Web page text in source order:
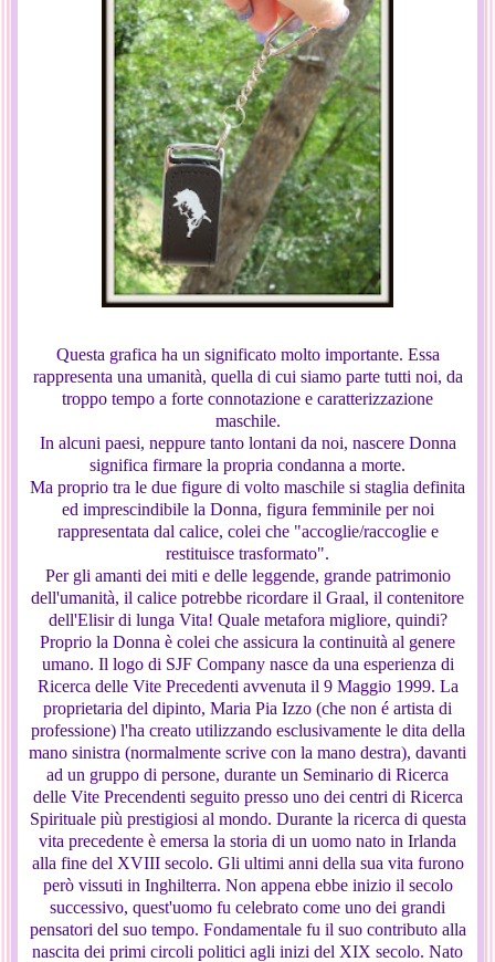
Questa grafica ha un significato molto importante. Essa
rappresenta una umanità, quella di cui siamo parte tutti noi, da
troppo tempo a forte connotazione e caratterizzazione
maschile.
In alcuni paesi, neppure tanto lontani da noi, nascere Donna
significa firmare la propria condanna a morte.
Ma proprio tra le due figure di volto maschile si staglia definita
ed imprescindibile la Donna, figura femminile per noi
rappresentata dal calice, colei che "accoglie/raccoglie e
restituisce trasformato".
Per gli amanti dei miti e delle leggende, grande patrimonio
dell'umanità, il calice potrebbe ricordare il Graal, il contenitore
dell'Elisir di lunga Vita! Quale metafora migliore, quindi?
Proprio la Donna è colei che assicura la continuità al genere
umano. Il logo di SJF Company nasce da una esperienza di
Ricerca delle Vite Precedenti avvenuta il 9 Maggio 1999. La
proprietaria del dipinto, Maria Pia Izzo (che non é artista di
professione) l'ha creato utilizzando esclusivamente le dita della
mano sinistra (normalmente scrive con la mano destra), davanti
ad un gruppo di persone, durante un Seminario di Ricerca
delle Vite Precendenti seguito presso uno dei centri di Ricerca
Spirituale più prestigiosi al mondo. Durante la ricerca di questa
vita precedente è emersa la storia di un uomo nato in Irlanda
alla fine del XVIII secolo. Gli ultimi anni della sua vita furono
però vissuti in Inghilterra. Non appena ebbe inizio il secolo
successivo, quest'uomo fu celebrato come uno dei grandi
pensatori del suo tempo. Fondamentale fu il suo contributo alla
nascita dei primi circoli politici agli inizi del XIX secolo. Nato